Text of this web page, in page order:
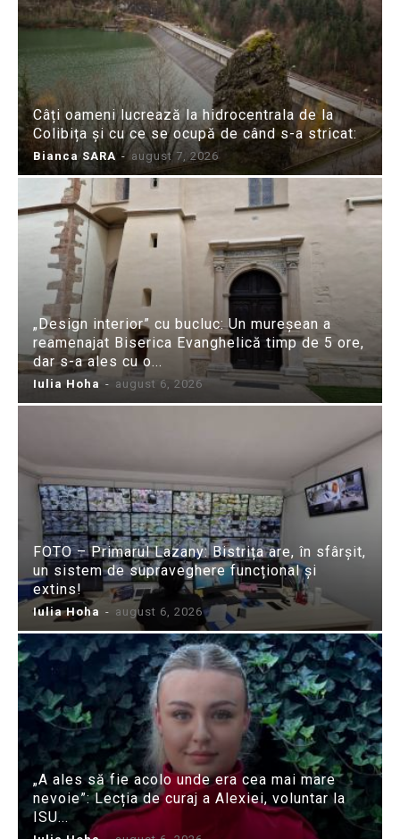
Câți oameni lucrează la hidrocentrala de la
Colibița și cu ce se ocupă de când s-a stricat:
Bianca SARA - august 7, 2026
„Design interior” cu bucluc: Un mureșean a
reamenajat Biserica Evanghelică timp de 5 ore,
dar s-a ales cu o...
Iulia Hoha - august 6, 2026
FOTO – Primarul Lazany: Bistrița are, în sfârșit,
un sistem de supraveghere funcțional și
extins!
Iulia Hoha - august 6, 2026
„A ales să fie acolo unde era cea mai mare
nevoie”: Lecția de curaj a Alexiei, voluntar la
ISU...